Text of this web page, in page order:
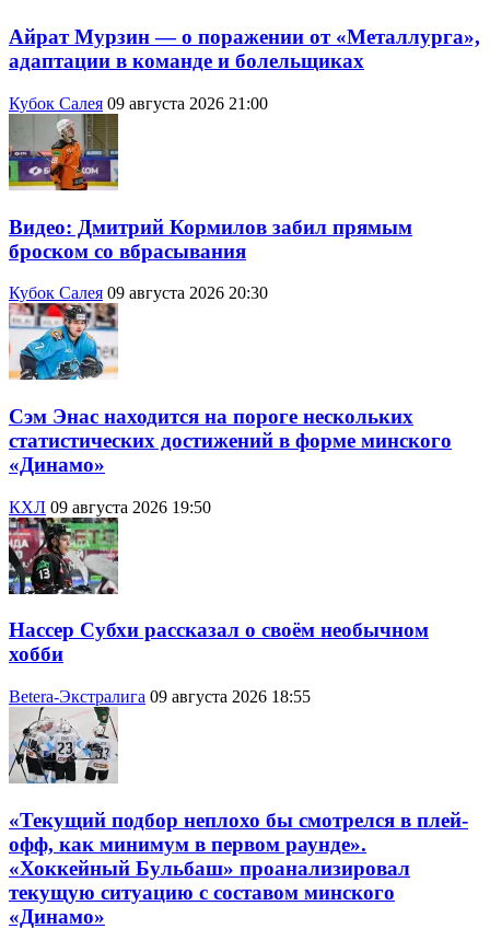
Айрат Мурзин — о поражении от «Металлурга»,
адаптации в команде и болельщиках
Кубок Салея 09 августа 2026 21:00
Видео: Дмитрий Кормилов забил прямым
броском со вбрасывания
Кубок Салея 09 августа 2026 20:30
Сэм Энас находится на пороге нескольких
статистических достижений в форме минского
«Динамо»
КХЛ 09 августа 2026 19:50
Нассер Субхи рассказал о своём необычном
хобби
Betera-Экстралига 09 августа 2026 18:55
«Текущий подбор неплохо бы смотрелся в плей-
офф, как минимум в первом раунде».
«Хоккейный Бульбаш» проанализировал
текущую ситуацию с составом минского
«Динамо»